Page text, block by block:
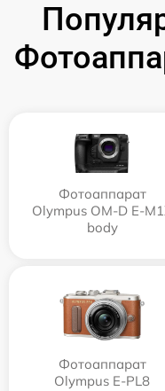
Фотоаппарат
Olympus OM-D E-
body
Фотоаппарат
Olympus E-PL8